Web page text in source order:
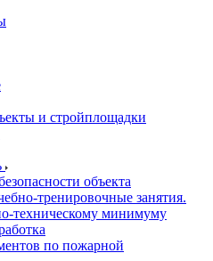
и стройплощадки
объекта
тренировочные занятия.
техническому минимуму
по пожарной